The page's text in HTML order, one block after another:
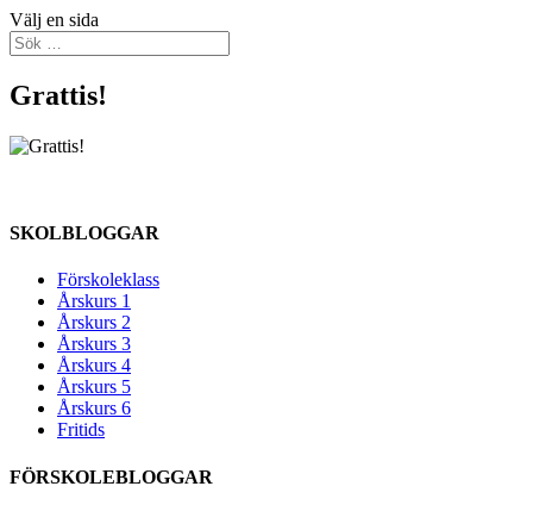
Välj en sida
Grattis!
SKOLBLOGGAR
Förskoleklass
Årskurs 1
Årskurs 2
Årskurs 3
Årskurs 4
Årskurs 5
Årskurs 6
Fritids
FÖRSKOLEBLOGGAR